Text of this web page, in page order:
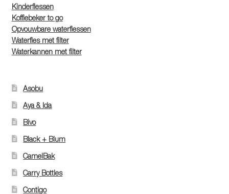
Kinderflessen
Koffiebeker to go
Opvouwbare waterflessen
Waterfles met filter
Waterkannen met filter
Asobu
Aya & Ida
Bivo
Black + Blum
CamelBak
Carry Bottles
Contigo